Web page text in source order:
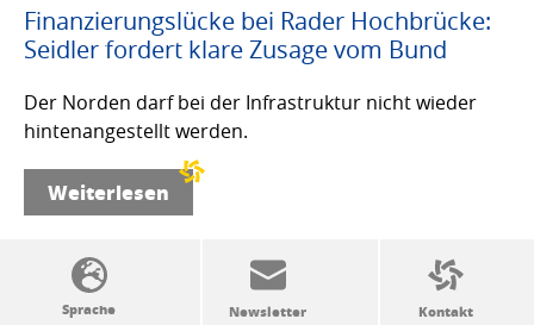
Finanzierungslücke bei Rader Hochbrücke:
Seidler fordert klare Zusage vom Bund
Der Norden darf bei der Infrastruktur nicht wieder
hintenangestellt werden.
Weiterlesen
SSW-Politik von A bis Z